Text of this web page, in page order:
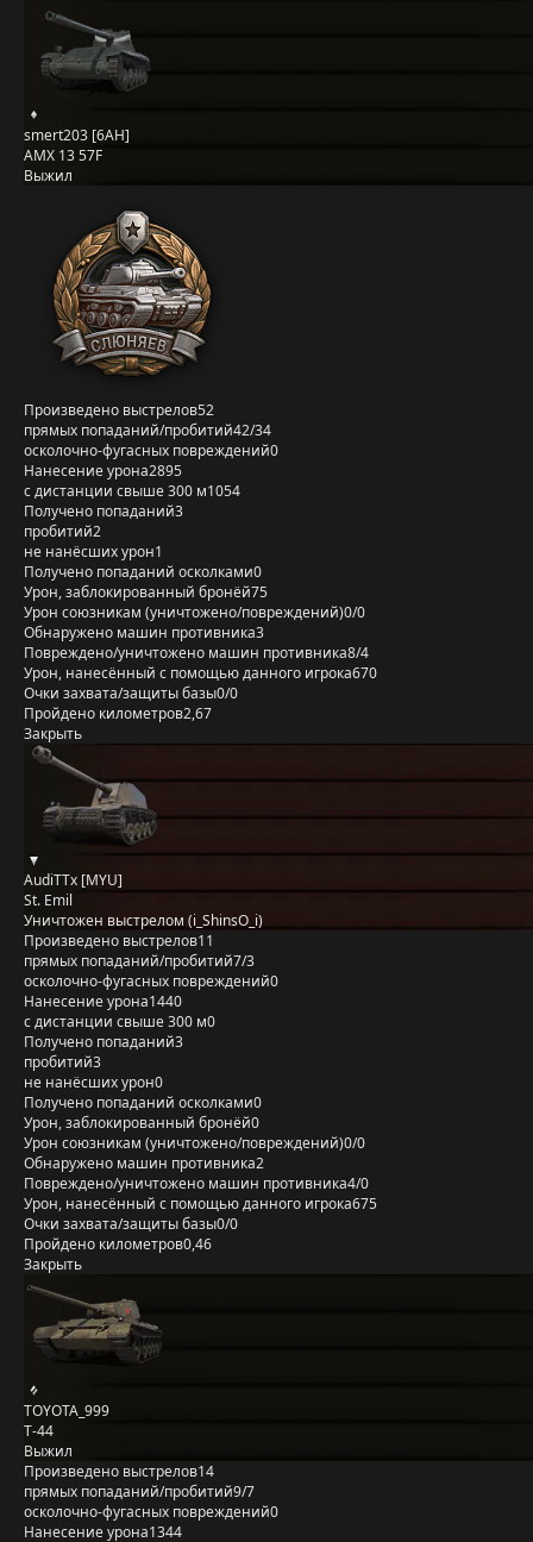
smert203 [6AH]
AMX 13 57F
Выжил
Произведено выстрелов52
прямых попаданий/пробитий42/34
осколочно-фугасных повреждений0
Нанесение урона2895
с дистанции свыше 300 м1054
Получено попаданий3
пробитий2
не нанёсших урон1
Получено попаданий осколками0
Урон, заблокированный бронёй75
Урон союзникам (уничтожено/повреждений)0/0
Обнаружено машин противника3
Повреждено/уничтожено машин противника8/4
Урон, нанесённый с помощью данного игрока670
Очки захвата/защиты базы0/0
Пройдено километров2,67
Закрыть
AudiTTx [MYU]
St. Emil
Уничтожен выстрелом (i_ShinsO_i)
Произведено выстрелов11
прямых попаданий/пробитий7/3
осколочно-фугасных повреждений0
Нанесение урона1440
с дистанции свыше 300 м0
Получено попаданий3
пробитий3
не нанёсших урон0
Получено попаданий осколками0
Урон, заблокированный бронёй0
Урон союзникам (уничтожено/повреждений)0/0
Обнаружено машин противника2
Повреждено/уничтожено машин противника4/0
Урон, нанесённый с помощью данного игрока675
Очки захвата/защиты базы0/0
Пройдено километров0,46
Закрыть
TOYOTA_999
Т-44
Выжил
Произведено выстрелов14
прямых попаданий/пробитий9/7
осколочно-фугасных повреждений0
Нанесение урона1344